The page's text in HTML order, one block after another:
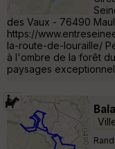
des Vaux - 76490
https://
la-route-de-louraille/
à l'ombre de la forêt
paysages